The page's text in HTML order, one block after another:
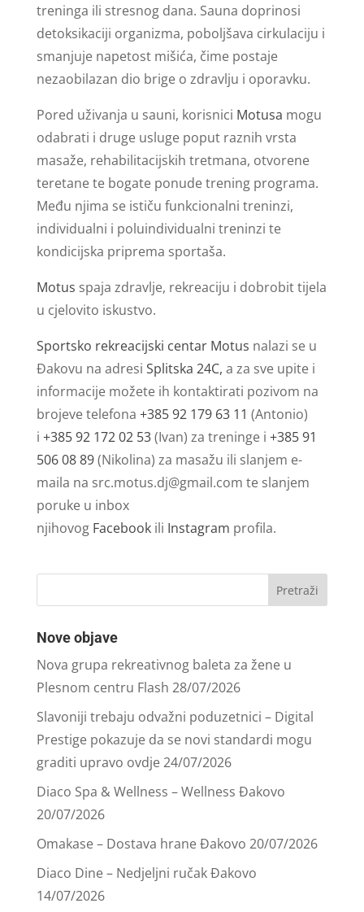
treninga ili stresnog dana. Sauna doprinosi
detoksikaciji organizma, poboljšava cirkulaciju i
smanjuje napetost mišića, čime postaje
nezaobilazan dio brige o zdravlju i oporavku.
Pored uživanja u sauni, korisnici Motusa mogu
odabrati i druge usluge poput raznih vrsta
masaže, rehabilitacijskih tretmana, otvorene
teretane te bogate ponude trening programa.
Među njima se ističu funkcionalni treninzi,
individualni i poluindividualni treninzi te
kondicijska priprema sportaša.
Motus spaja zdravlje, rekreaciju i dobrobit tijela
u cjelovito iskustvo.
Sportsko rekreacijski centar Motus nalazi se u
Đakovu na adresi Splitska 24C, a za sve upite i
informacije možete ih kontaktirati pozivom na
brojeve telefona +385 92 179 63 11 (Antonio)
i +385 92 172 02 53(Ivan) za treninge i +385 91
506 08 89(Nikolina) za masažu ili slanjem e-
maila na src.motus.dj@gmail.com te slanjem
poruke u inbox
njihovog Facebookili Instagram profila.
Nove objave
Nova grupa rekreativnog baleta za žene u
Plesnom centru Flash 28/07/2026
Slavoniji trebaju odvažni poduzetnici – Digital
Prestige pokazuje da se novi standardi mogu
graditi upravo ovdje24/07/2026
Diaco Spa & Wellness – Wellness Đakovo
20/07/2026
Omakase – Dostava hrane Đakovo 20/07/2026
Diaco Dine – Nedjeljni ručak Đakovo
14/07/2026